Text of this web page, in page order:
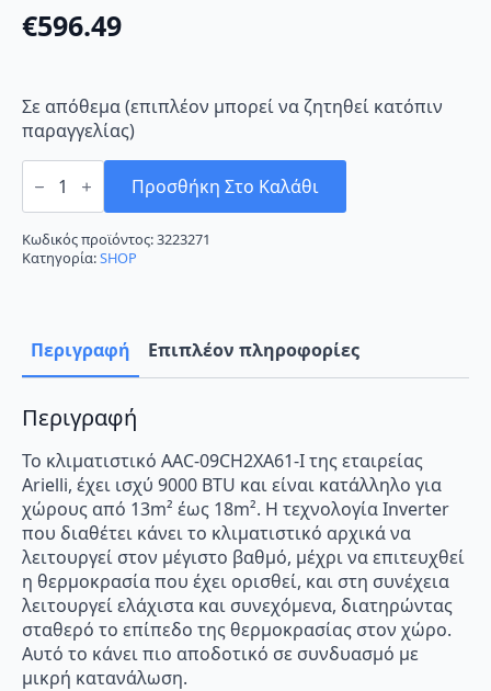
€596.49
Σε απόθεμα (επιπλέον μπορεί να ζητηθεί κατόπιν
παραγγελίας)
Arielli
AAC-
I
Κλιματιστικό
Inverter
9000
WiFi
ποσότητα
Προσθήκη Στο Καλάθι
Κωδικός προϊόντος:3223271
Κατηγορία:SHOP
Περιγραφή Επιπλέον πληροφορίες
Περιγραφή
Το κλιματιστικό AAC-09CH2XA61-I της εταιρείας
Arielli, έχει ισχύ 9000 BTU και είναι κατάλληλο για
χώρους από 13m² έως 18m². Η τεχνολογία Inverter
που διαθέτει κάνει το κλιματιστικό αρχικά να
λειτουργεί στον μέγιστο βαθμό, μέχρι να επιτευχθεί
η θερμοκρασία που έχει ορισθεί, και στη συνέχεια
λειτουργεί ελάχιστα και συνεχόμενα, διατηρώντας
σταθερό το επίπεδο της θερμοκρασίας στον χώρο.
Αυτό το κάνει πιο αποδοτικό σε συνδυασμό με
μικρή κατανάλωση.